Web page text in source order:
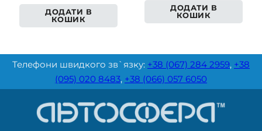
ДОДАТИ В
КОШИК
ДОДАТИ В
КОШИК
Телефони швидкого зв`язку: +38 (067) 284 2959, +38
(095) 020 8483, +38 (066) 057 6050